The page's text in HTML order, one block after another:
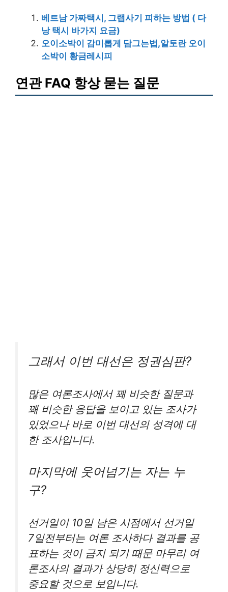
베트남 가짜택시, 그랩사기 피하는 방법 ( 다
낭 택시 바가지 요금)
오이소박이 감미롭게 담그는법,알토란 오이
소박이 황금레시피
연관 FAQ 항상 묻는 질문
그래서 이번 대선은 정권심판?
많은 여론조사에서 꽤 비슷한 질문과
꽤 비슷한 응답을 보이고 있는 조사가
있었으나 바로 이번 대선의 성격에 대
한 조사입니다.
마지막에 웃어넘기는 자는 누
구?
선거일이 10일 남은 시점에서 선거일
7일전부터는 여론 조사하다 결과를 공
표하는 것이 금지 되기 때문 마무리 여
론조사의 결과가 상당히 정신력으로
중요할 것으로 보입니다.